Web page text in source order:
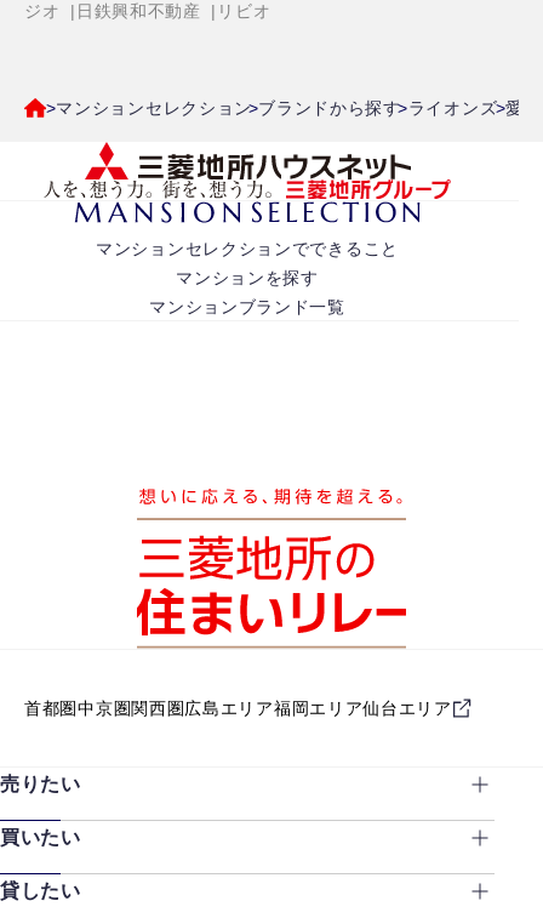
ジオ
日鉄興和不動産 リビオ
マンションセレクション ブランドから探す ライオンズ 愛
マンションセレクションでできること
マンションを探す
マンションブランド一覧
首都圏中京圏関西圏広島エリア福岡エリア仙台エリア
売りたい
買いたい
貸したい